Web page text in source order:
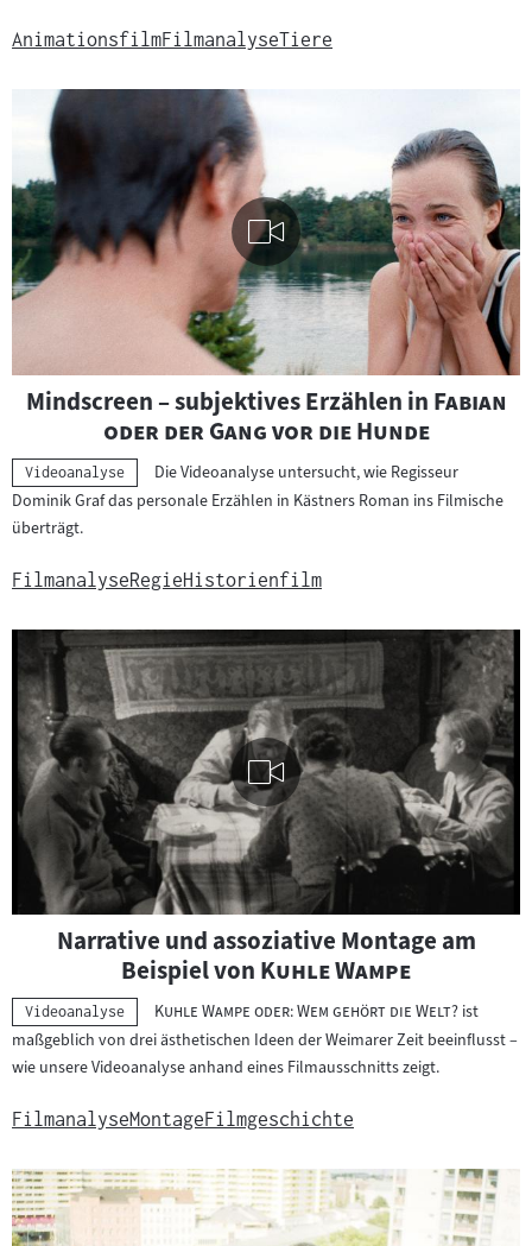
AnimationsfilmFilmanalyseTiere
Visuelle
Inhalte
Mindscreen – subjektives Erzählen in "
Fabian
oder der Gang vor die Hunde"
Kategorie:
Videoanalyse
Die Videoanalyse untersucht, wie Regisseur
Dominik Graf das personale Erzählen in Kästners Roman ins Filmische
überträgt.
FilmanalyseRegieHistorienfilm
Visuelle
InhalteNarrative und assoziative Montage am
Beispiel von "
Kuhle Wampe"
Kategorie:
Videoanalyse "Kuhle Wampe oder: Wem gehört die Welt?"ist
maßgeblich von drei ästhetischen Ideen der Weimarer Zeit beeinflusst –
wie unsere Videoanalyse anhand eines Filmausschnitts zeigt.
FilmanalyseMontageFilmgeschichte